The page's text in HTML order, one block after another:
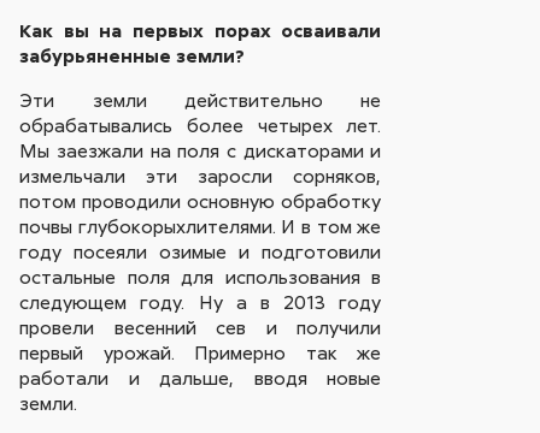
Как вы на первых порах осваивали
забурьяненные земли?
Эти земли действительно не
обрабатывались более четырех лет.
Мы заезжали на поля с дискаторами и
измельчали эти заросли сорняков,
потом проводили основную обработку
почвы глубокорыхлителями. И в том же
году посеяли озимые и подготовили
остальные поля для использования в
следующем году. Ну а в 2013 году
провели весенний сев и получили
первый урожай. Примерно так же
работали и дальше, вводя новые
земли.